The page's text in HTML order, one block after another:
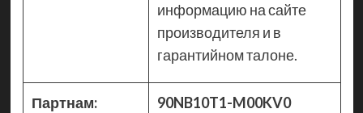
информацию на сайте
производителя и в
гарантийном талоне.
Партнам: 90NB10T1-M00KV0